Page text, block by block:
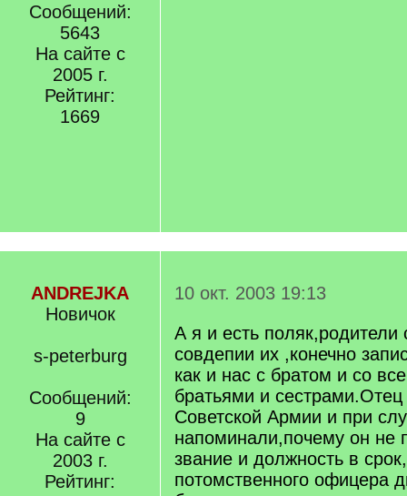
Сообщений:
5643
На сайте с
2005 г.
Рейтинг:
1669
ANDREJKA
Новичок
s-peterburg
Сообщений:
9
На сайте с
2003 г.
Рейтинг:
10 окт. 2003 19:13
А я и есть
совдепии их ,конечно
как и нас с братом и со
братьями и
Советской Армии и при
напоминали,почему он не
звание и должность в
потомственного офицера